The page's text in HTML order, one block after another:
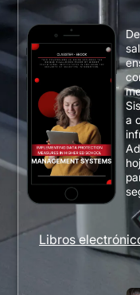
Libros
a